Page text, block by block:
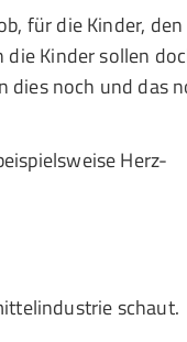
für die Kinder, den
Kinder sollen
dies noch und das
Herz-
schaut.